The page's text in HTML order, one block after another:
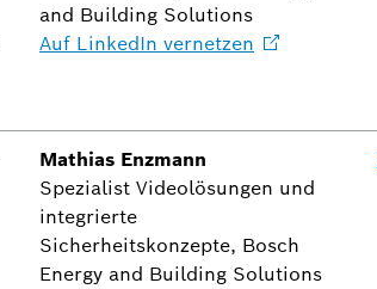
and Building Solutions
Auf LinkedIn vernetzen
Mathias Enzmann
Spezialist Videolösungen und
integrierte
Sicherheitskonzepte, Bosch
Energy and Building Solutions